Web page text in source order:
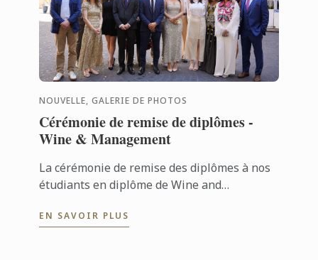
NOUVELLE, GALERIE DE PHOTOS
Cérémonie de remise de diplômes -
Wine & Management
La cérémonie de remise des diplômes à nos
étudiants en diplôme de Wine and
Félicitations à tous les diplômés pour leur
EN SAVOIR PLUS